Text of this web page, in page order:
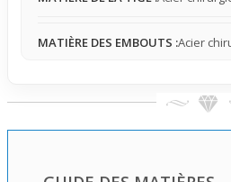
d’originalité qui dynamise votre
capable de s’adapter à plusieurs
MATIÈRE DES EMBOUTS :Acier